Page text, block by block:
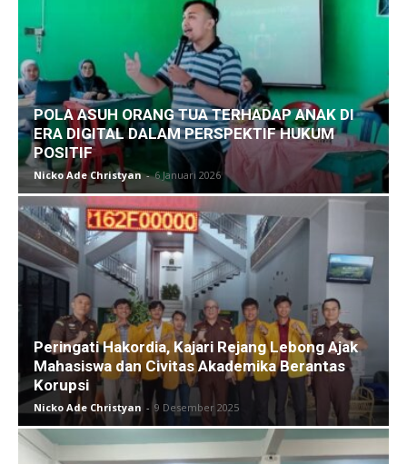
POLA ASUH ORANG TUA TERHADAP ANAK DI
ERA DIGITAL DALAM PERSPEKTIF HUKUM
POSITIF
Nicko Ade Christyan - 6 Januari 2026
Peringati Hakordia, Kajari Rejang Lebong Ajak
Mahasiswa dan Civitas Akademika Berantas
Korupsi
Nicko Ade Christyan - 9 Desember 2025